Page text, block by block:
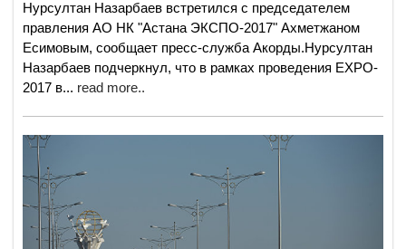
Нурсултан Назарбаев встретился с председателем
правления АО НК "Астана ЭКСПО-2017" Ахметжаном
Есимовым, сообщает пресс-служба Акорды.Нурсултан
Назарбаев подчеркнул, что в рамках проведения EXPO-
2017 в... read more..